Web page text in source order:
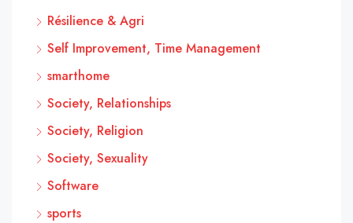
Résilience & Agri
Self Improvement, Time Management
smarthome
Society, Relationships
Society, Religion
Society, Sexuality
Software
sports